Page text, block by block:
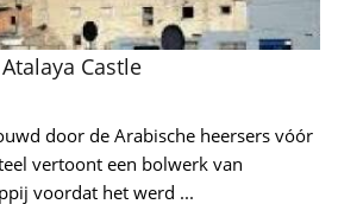
Atalaya Castle
door de Arabische heersers vóór
vertoont een bolwerk van
voordat het werd ...